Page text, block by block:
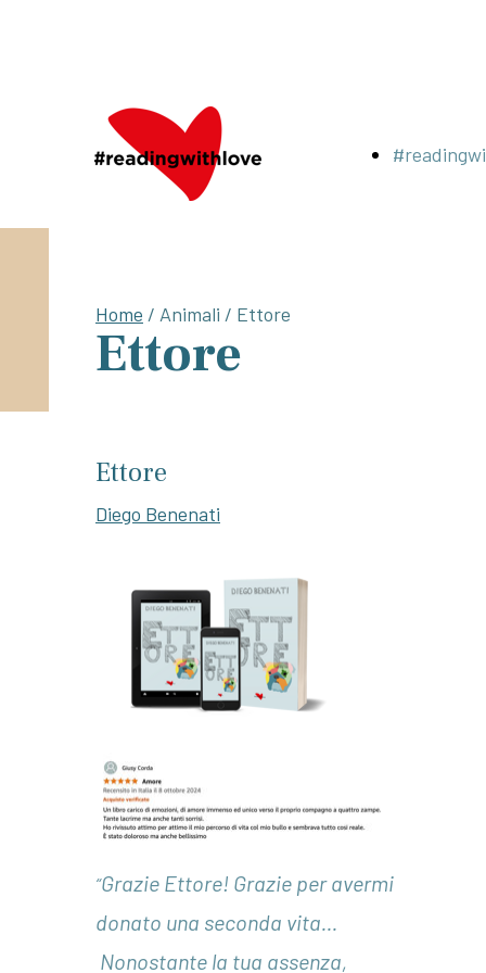
Home / Animali / Ettore
Ettore
Ettore
Diego Benenati
“Grazie Ettore! Grazie per avermi
donato una seconda vita...
Nonostante la tua assenza,